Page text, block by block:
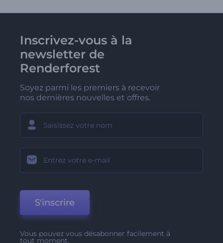
Inscrivez-vous à la
newsletter de
Renderforest
Soyez parmi les premiers à recevoir
nos dernières nouvelles et offres.
S'inscrire
Vous pouvez vous désabonner facilement à
tout moment.